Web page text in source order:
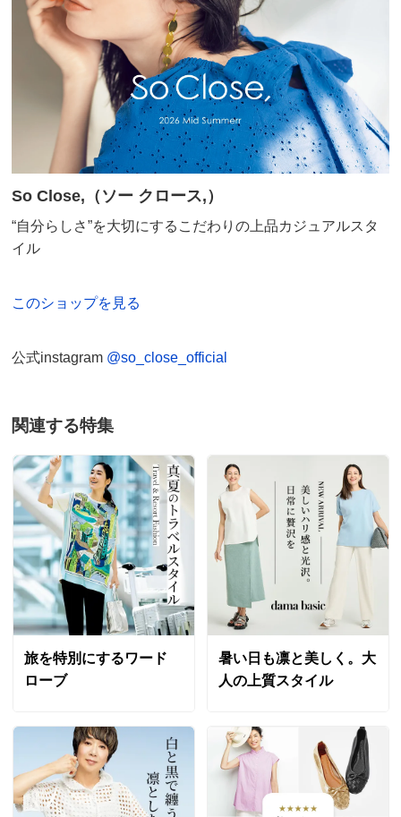
So Close,（ソー クロース,）
“自分らしさ”を大切にするこだわりの上品カジュアルスタ
イル
このショップを見る
公式instagram @so_close_official
関連する特集
旅を特別にするワード
ローブ
暑い日も凛と美しく。大
人の上質スタイル